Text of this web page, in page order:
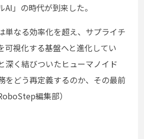
」の時代が到来した。
単なる効率化を超え、サプライチ
可視化する基盤へと進化してい
深く結びついたヒューマノイド
をどう再定義するのか、その最前
編集部）